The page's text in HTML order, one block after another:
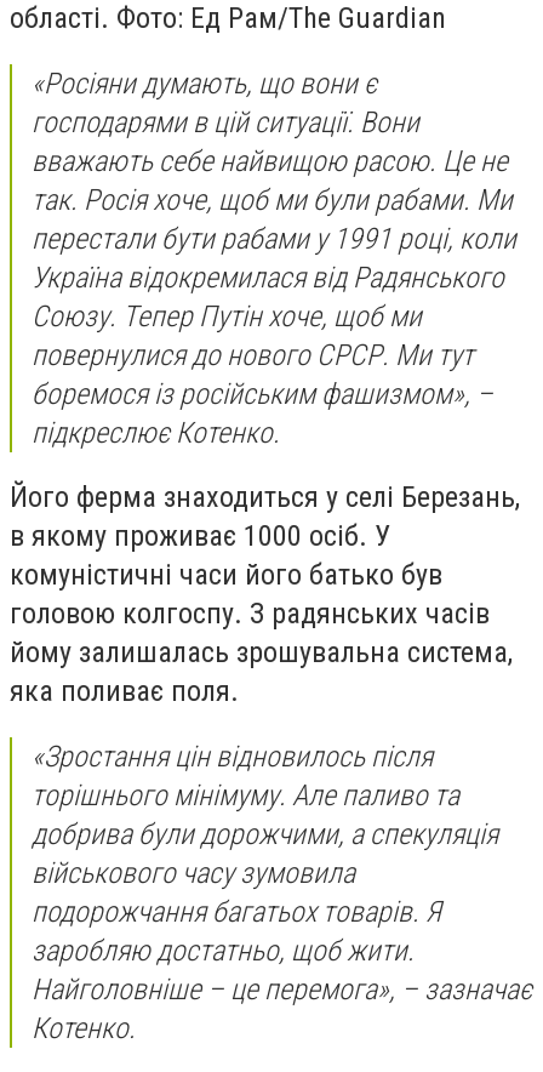
області. Фото: Ед Рам/The Guardian
«Росіяни думають, що вони є
господарями в цій ситуації. Вони
вважають себе найвищою расою. Це не
так. Росія хоче, щоб ми були рабами. Ми
перестали бути рабами у 1991 році, коли
Україна відокремилася від Радянського
Союзу. Тепер Путін хоче, щоб ми
повернулися до нового СРСР. Ми тут
боремося із російським фашизмом», –
підкреслює Котенко.
Його ферма знаходиться у селі Березань,
в якому проживає 1000 осіб. У
комуністичні часи його батько був
головою колгоспу. З радянських часів
йому залишалась зрошувальна система,
яка поливає поля.
«Зростання цін відновилось після
торішнього мінімуму. Але паливо та
добрива були дорожчими, а спекуляція
військового часу зумовила
подорожчання багатьох товарів. Я
заробляю достатньо, щоб жити.
Найголовніше – це перемога», – зазначає
Котенко.